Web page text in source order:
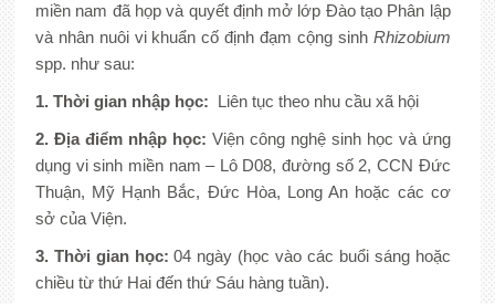
miền nam đã họp và quyết định mở lớp Đào tạo Phân lập
và nhân nuôi vi khuẩn cố định đạm cộng sinh Rhizobium
spp. như sau:
1. Thời gian nhập học: Liên tục theo nhu cầu xã hội
2. Địa điểm nhập học: Viện công nghệ sinh học và ứng
dụng vi sinh miền nam – Lô D08, đường số 2, CCN Đức
Thuận, Mỹ Hạnh Bắc, Đức Hòa, Long An hoặc các cơ
sở của Viện.
3. Thời gian học: 04 ngày (học vào các buổi sáng hoặc
chiều từ thứ Hai đến thứ Sáu hàng tuần).